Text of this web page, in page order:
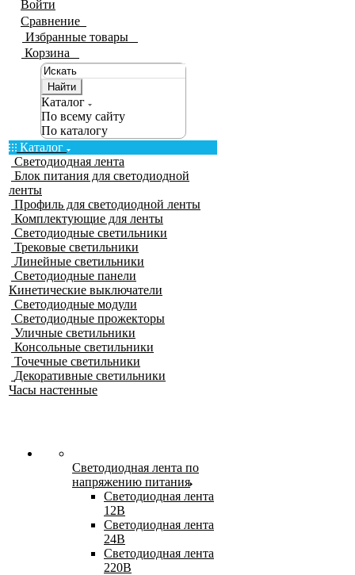
Войти
Сравнение
Избранные товары
Корзина
Найти
Каталог
По всему сайту
По каталогу
Каталог
Светодиодная лента
Блок питания для светодиодной
ленты
Профиль для светодиодной ленты
Комплектующие для ленты
Светодиодные светильники
Трековые светильники
Линейные светильники
Светодиодные панели
Кинетические выключатели
Светодиодные модули
Светодиодные прожекторы
Уличные светильники
Консольные светильники
Точечные светильники
Декоративные светильники
Часы настенные
Светодиодная лента по
напряжению питания
Светодиодная лента
12В
Светодиодная лента
24В
Светодиодная лента
220В